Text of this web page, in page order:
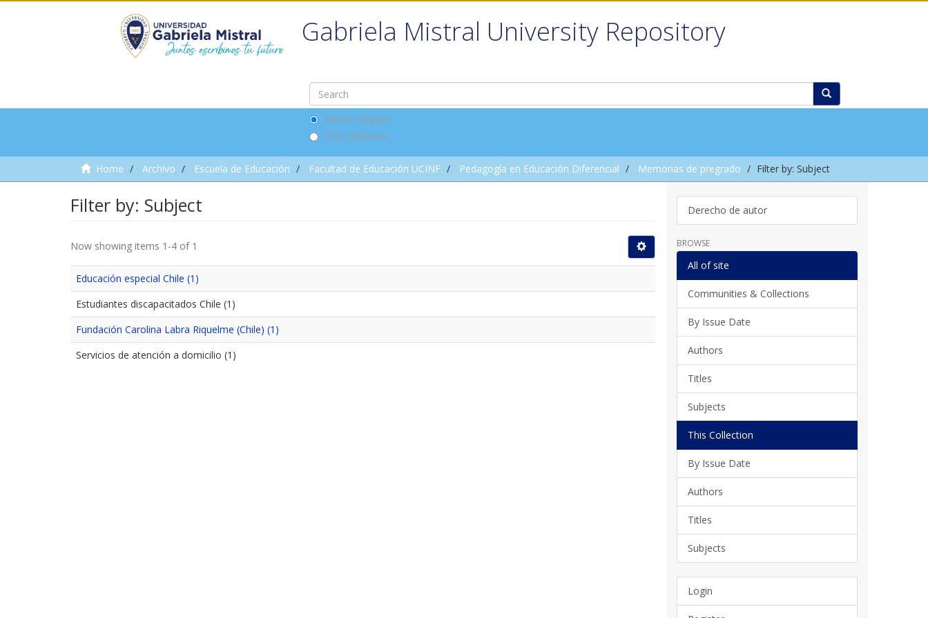
Gabriela Mistral University Repository
Search DSpace
This Collection
Home Archivo Escuela de Educación Facultad de Educación UCINF Pedagogía en Educación Diferencial Memorias de pregrado Filter by: Subject
Filter by: Subject
Now showing items 1-4 of 1
Educación especial Chile (1)
Estudiantes discapacitados Chile (1)
Fundación Carolina Labra Riquelme (Chile) (1)
Servicios de atención a domicilio (1)
Derecho de autor
BROWSE
All of site
Communities & Collections
By Issue Date
Authors
Titles
Subjects
This Collection
By Issue Date
Authors
Titles
Subjects
Login